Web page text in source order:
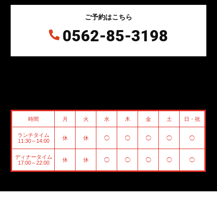
ご予約はこちら
 0562-85-3198
時間 月 火 水 木 金 土 日・祝
ランチタイム
11:30～14:00
休 休 ◯ ◯ ◯ ◯ ◯
ディナータイム
17:00～22:00
休 休 ◯ ◯ ◯ ◯ ◯